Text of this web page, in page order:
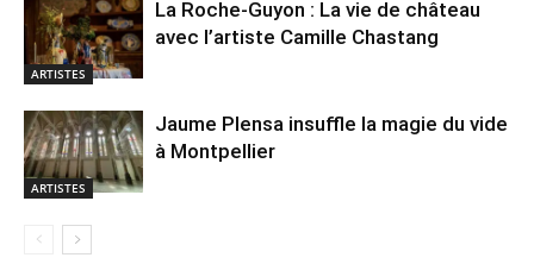
ARTISTES
La Roche-Guyon : La vie de château
avec l’artiste Camille Chastang
ARTISTES
Jaume Plensa insuffle la magie du vide
à Montpellier